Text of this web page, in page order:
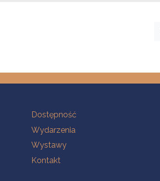
Na skróty
Dostępność
Wydarzenia
Wystawy
Kontakt